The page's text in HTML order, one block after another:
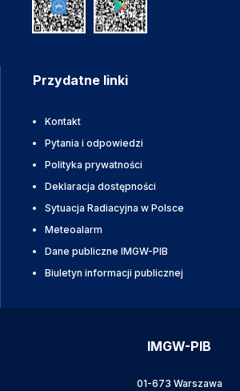
Przydatne linki
Kontakt
Pytania i odpowiedzi
Polityka prywatności
Deklaracja dostępności
Sytuacja Radiacyjna w Polsce
Meteoalarm
Dane publiczne IMGW-PIB
Biuletyn informacji publicznej
IMGW-PIB
01-673 Warszawa